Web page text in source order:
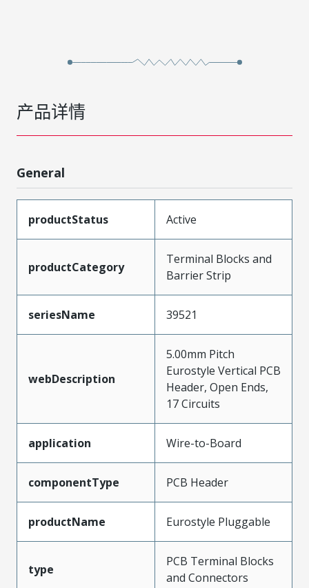
产品详情
General
productStatus Active
productCategory
Terminal Blocks and
Barrier Strip
seriesName 39521
webDescription
5.00mm Pitch
Eurostyle Vertical PCB
Header, Open Ends,
17 Circuits
application Wire-to-Board
componentType PCB Header
productName Eurostyle Pluggable
type
PCB Terminal Blocks
and Connectors